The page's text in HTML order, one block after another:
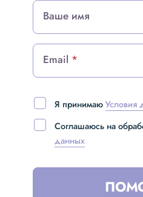
Ваше имя
Email
Я принимаю Условия
Соглашаюсь на
данных